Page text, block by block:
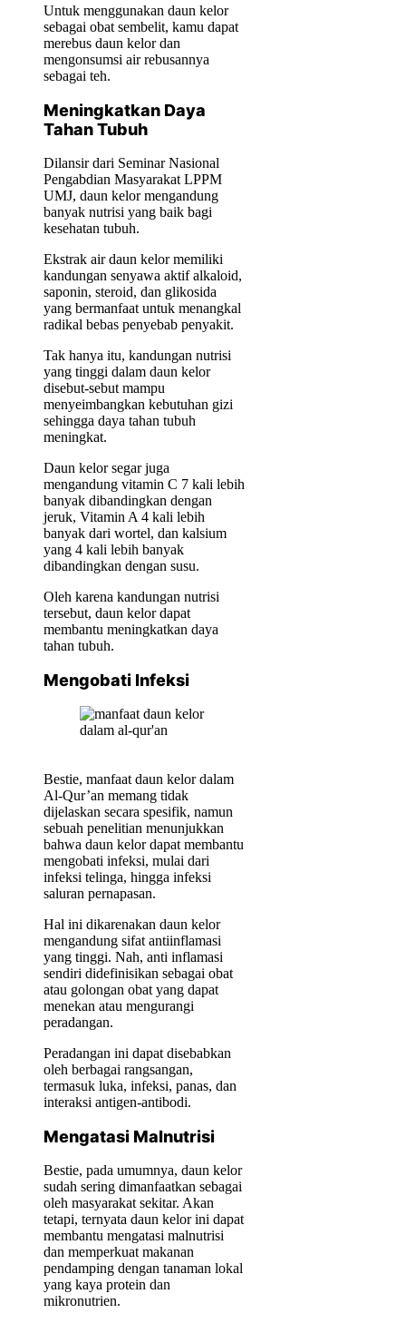
Untuk menggunakan daun kelor
sebagai obat sembelit, kamu dapat
merebus daun kelor dan
mengonsumsi air rebusannya
sebagai teh.
Meningkatkan Daya
Tahan Tubuh
Dilansir dari Seminar Nasional
Pengabdian Masyarakat LPPM
UMJ, daun kelor mengandung
banyak nutrisi yang baik bagi
kesehatan tubuh.
Ekstrak air daun kelor memiliki
kandungan senyawa aktif alkaloid,
saponin, steroid, dan glikosida
yang bermanfaat untuk menangkal
radikal bebas penyebab penyakit.
Tak hanya itu, kandungan nutrisi
yang tinggi dalam daun kelor
disebut-sebut mampu
menyeimbangkan kebutuhan gizi
sehingga daya tahan tubuh
meningkat.
Daun kelor segar juga
mengandung vitamin C 7 kali lebih
banyak dibandingkan dengan
jeruk, Vitamin A 4 kali lebih
banyak dari wortel, dan kalsium
yang 4 kali lebih banyak
dibandingkan dengan susu.
Oleh karena kandungan nutrisi
tersebut, daun kelor dapat
membantu meningkatkan daya
tahan tubuh.
Mengobati Infeksi
Bestie, manfaat daun kelor dalam
Al-Qur’an memang tidak
dijelaskan secara spesifik, namun
sebuah penelitian menunjukkan
bahwa daun kelor dapat membantu
mengobati infeksi, mulai dari
infeksi telinga, hingga infeksi
saluran pernapasan.
Hal ini dikarenakan daun kelor
mengandung sifat antiinflamasi
yang tinggi. Nah, anti inflamasi
sendiri didefinisikan sebagai obat
atau golongan obat yang dapat
menekan atau mengurangi
peradangan.
Peradangan ini dapat disebabkan
oleh berbagai rangsangan,
termasuk luka, infeksi, panas, dan
interaksi antigen-antibodi.
Mengatasi Malnutrisi
Bestie, pada umumnya, daun kelor
sudah sering dimanfaatkan sebagai
oleh masyarakat sekitar. Akan
tetapi, ternyata daun kelor ini dapat
membantu mengatasi malnutrisi
dan memperkuat makanan
pendamping dengan tanaman lokal
yang kaya protein dan
mikronutrien.